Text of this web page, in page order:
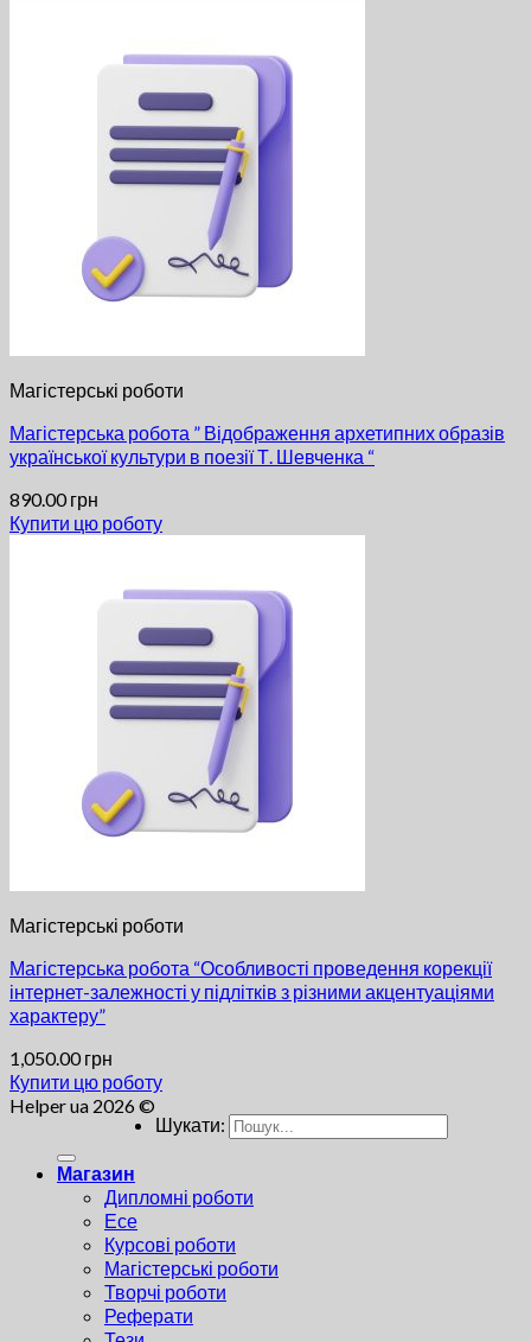
Магістерські роботи
Магістерська робота ” Відображення архетипних образів
української культури в поезії Т. Шевченка “
890.00грн
Купити цю роботу
Магістерські роботи
Магістерська робота “Особливості проведення корекції
інтернет-залежності у підлітків з різними акцентуаціями
характеру”
1,050.00грн
Купити цю роботу
Helper ua 2026 ©
Шукати:
Магазин
Дипломні роботи
Есе
Курсові роботи
Магістерські роботи
Творчі роботи
Реферати